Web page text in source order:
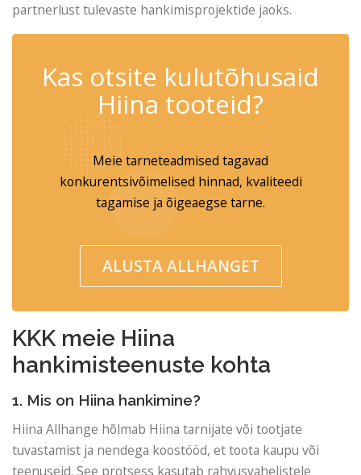
partnerlust tulevaste hankimisprojektide jaoks.
Kas otsite kulutõhusaid
Hiina tooteid?
Meie tarneteadmised tagavad
konkurentsivõimelised hinnad, kvaliteedi
tagamise ja õigeaegse tarne.
ALUSTA ALLHANGET
KKK meie Hiina
hankimisteenuste kohta
1. Mis on Hiina hankimine?
Hiina Allhange hõlmab Hiina tarnijate või tootjate
tuvastamist ja nendega koostööd, et toota kaupu või
teenuseid. See protsess kasutab rahvusvahelistele